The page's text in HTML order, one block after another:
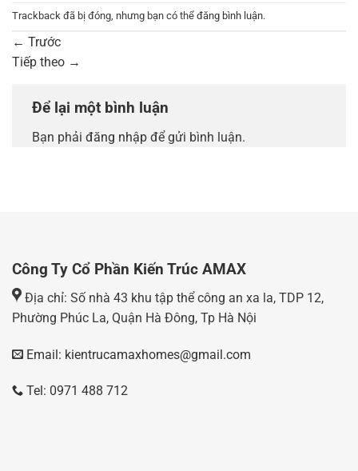
Trackback đã bị đóng, nhưng bạn có thể đăng bình luận.
← Trước
Tiếp theo →
Để lại một bình luận
Bạn phải đăng nhập để gửi bình luận.
Công Ty Cổ Phần Kiến Trúc AMAX
Địa chỉ: Số nhà 43 khu tập thể công an xa la, TDP 12,
Phường Phúc La, Quận Hà Đông, Tp Hà Nội
Email: kientrucamaxhomes@gmail.com
Tel: 0971 488 712